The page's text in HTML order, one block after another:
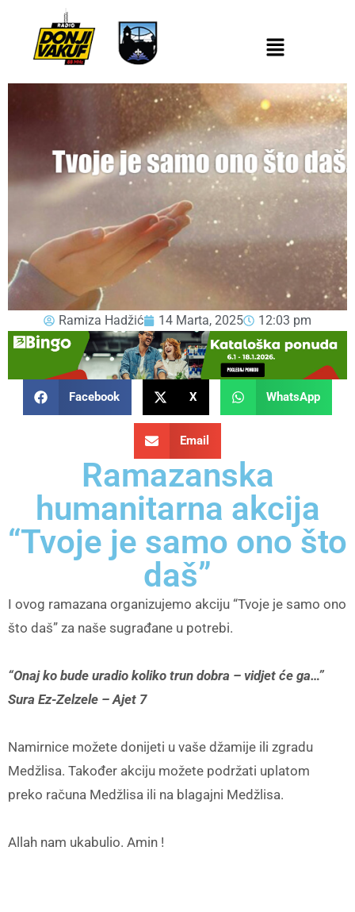
Ramiza Hadžić 14 Marta, 2025 12:03 pm
Facebook X WhatsApp
Email
Ramazanska
humanitarna akcija
“Tvoje je samo ono što
daš”
I ovog ramazana organizujemo akciju “Tvoje je samo ono
što daš” za naše sugrađane u potrebi.
“Onaj ko bude uradio koliko trun dobra – vidjet će ga…”
Sura Ez-Zelzele – Ajet 7
Namirnice možete donijeti u vaše džamije ili zgradu
Medžlisa. Također akciju možete podržati uplatom
preko računa Medžlisa ili na blagajni Medžlisa.
Allah nam ukabulio. Amin !